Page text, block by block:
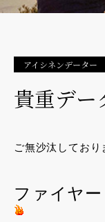
アイシネンデーター
貴重デー
ご無沙汰しており
ファイヤー